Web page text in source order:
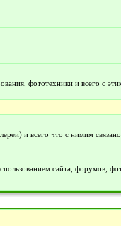
фототехники и всего с
и всего что с нимим
сайта, форумов,